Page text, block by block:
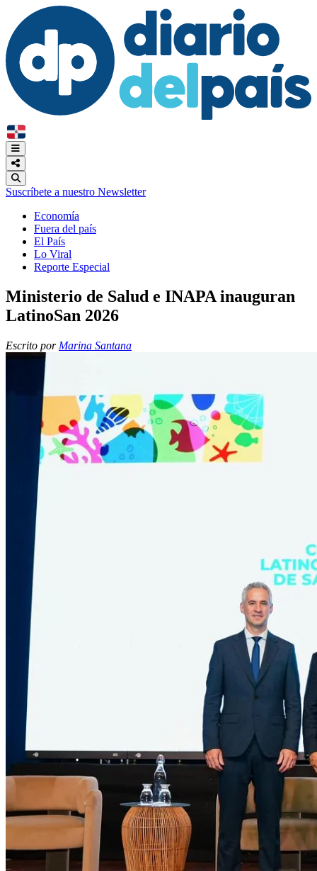
Suscríbete a nuestro Newsletter
Economía
Fuera del país
El País
Lo Viral
Reporte Especial
Ministerio de Salud e INAPA inauguran
LatinoSan 2026
Escrito por Marina Santana